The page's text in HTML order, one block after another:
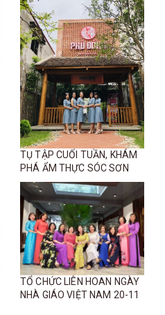
TỤ TẬP CUỐI TUẦN, KHÁM
PHÁ ẨM THỰC SÓC SƠN
TỔ CHỨC LIÊN HOAN NGÀY
NHÀ GIÁO VIỆT NAM 20-11